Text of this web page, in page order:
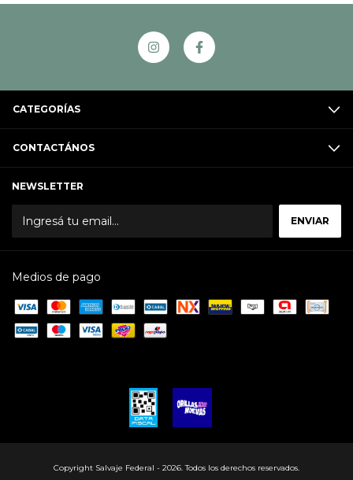
CATEGORÍAS
CONTACTÁNOS
NEWSLETTER
Medios de pago
Copyright Salvaje Federal - 2026. Todos los derechos reservados.